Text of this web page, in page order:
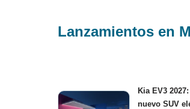
Lanzamientos en
Kia EV3 2027:
nuevo SUV